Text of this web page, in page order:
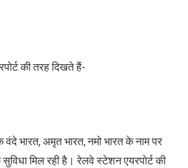
की तरह दिखते हैं-
वंदे भारत, अमृत भारत, नमो भारत के नाम पर
मिल रही है। रेलवे स्टेशन एयरपोर्ट की